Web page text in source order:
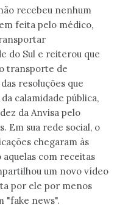
recebeu nenhum
feita pelo médico,
do Sul e reiterou que
transporte de
resoluções que
calamidade pública,
da Anvisa pelo
Em sua rede social, o
chegaram às
com receitas
um novo vídeo
por ele por menos
"fake news".